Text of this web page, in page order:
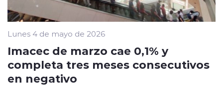
Lunes 4 de mayo de 2026
Imacec de marzo cae 0,1% y
completa tres meses consecutivos
en negativo